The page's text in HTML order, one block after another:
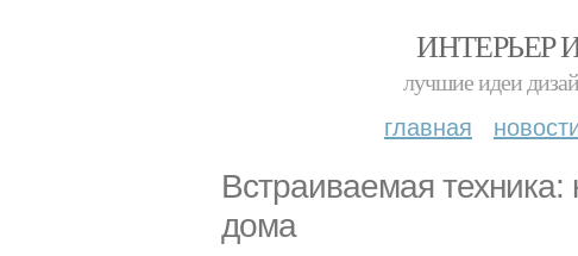
ИНТЕРЬЕР
лучшие идеи
главная
Встраиваемая
дома